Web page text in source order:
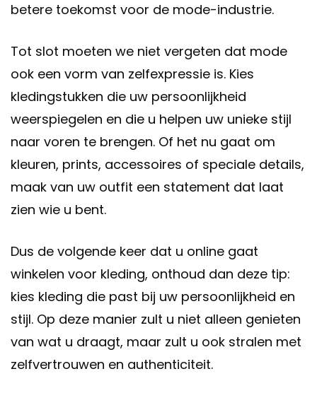
betere toekomst voor de mode-industrie.
Tot slot moeten we niet vergeten dat mode
ook een vorm van zelfexpressie is. Kies
kledingstukken die uw persoonlijkheid
weerspiegelen en die u helpen uw unieke stijl
naar voren te brengen. Of het nu gaat om
kleuren, prints, accessoires of speciale details,
maak van uw outfit een statement dat laat
zien wie u bent.
Dus de volgende keer dat u online gaat
winkelen voor kleding, onthoud dan deze tip:
kies kleding die past bij uw persoonlijkheid en
stijl. Op deze manier zult u niet alleen genieten
van wat u draagt, maar zult u ook stralen met
zelfvertrouwen en authenticiteit.